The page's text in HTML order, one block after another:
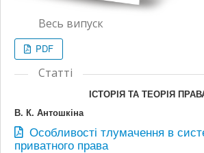
Весь випуск
PDF
Статті
ІСТОРІЯ ТА ТЕОРІЯ
В. К. Антошкіна
Особливості тлумачення в
приватного права